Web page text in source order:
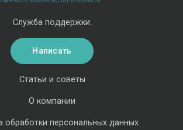
Статьи и советы
О компании
обработки персональных данных
Служба поддержки:
Написать